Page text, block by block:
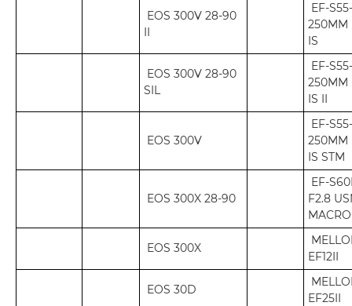
EOS 300V 28-90
II
EF-S55-
250MM
IS
EOS 300V 28-90
SIL
EF-S55-
250MM
IS II
EOS 300V
EF-S55-
250MM
IS STM
EOS 300X 28-90
EF-
F2.8
MACRO
EOS 300X
EF12II
EOS 30D
EF25II